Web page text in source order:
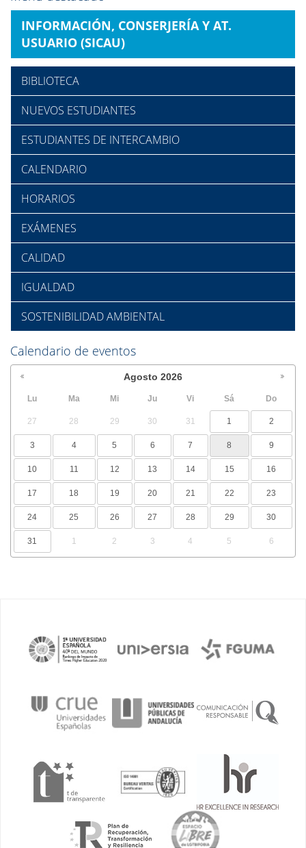
INFORMACIÓN, CONSERJERÍA Y AT.
USUARIO (SICAU)
BIBLIOTECA
NUEVOS ESTUDIANTES
ESTUDIANTES DE INTERCAMBIO
CALENDARIO
HORARIOS
EXÁMENES
CALIDAD
IGUALDAD
SOSTENIBILIDAD AMBIENTAL
Calendario de eventos
Agosto 2026
Lu Ma Mi Ju Vi Sá Do
27 28 29 30 31 1 2
3 4 5 6 7 8 9
10 11 12 13 14 15 16
17 18 19 20 21 22 23
24 25 26 27 28 29 30
31 1 2 3 4 5 6